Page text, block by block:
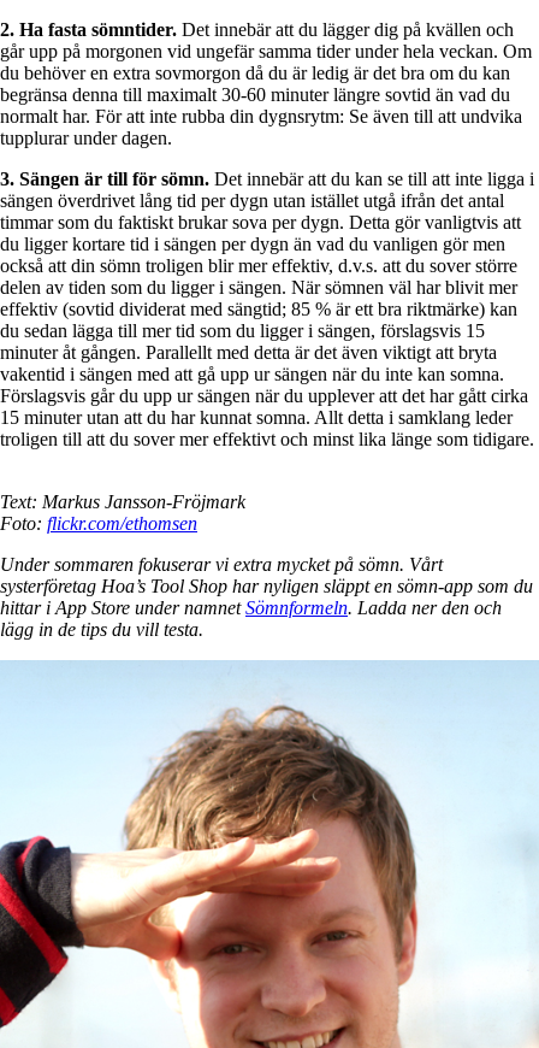
2. Ha fasta sömntider. Det innebär att du lägger dig på kvällen och
går upp på morgonen vid ungefär samma tider under hela veckan. Om
du behöver en extra sovmorgon då du är ledig är det bra om du kan
begränsa denna till maximalt 30-60 minuter längre sovtid än vad du
normalt har. För att inte rubba din dygnsrytm: Se även till att undvika
tupplurar under dagen.
3. Sängen är till för sömn. Det innebär att du kan se till att inte ligga i
sängen överdrivet lång tid per dygn utan istället utgå ifrån det antal
timmar som du faktiskt brukar sova per dygn. Detta gör vanligtvis att
du ligger kortare tid i sängen per dygn än vad du vanligen gör men
också att din sömn troligen blir mer effektiv, d.v.s. att du sover större
delen av tiden som du ligger i sängen. När sömnen väl har blivit mer
effektiv (sovtid dividerat med sängtid; 85 % är ett bra riktmärke) kan
du sedan lägga till mer tid som du ligger i sängen, förslagsvis 15
minuter åt gången. Parallellt med detta är det även viktigt att bryta
vakentid i sängen med att gå upp ur sängen när du inte kan somna.
Förslagsvis går du upp ur sängen när du upplever att det har gått cirka
15 minuter utan att du har kunnat somna. Allt detta i samklang leder
troligen till att du sover mer effektivt och minst lika länge som tidigare.
Text: Markus Jansson-Fröjmark
Foto: flickr.com/ethomsen
Under sommaren fokuserar vi extra mycket på sömn. Vårt
systerföretag Hoa’s Tool Shop har nyligen släppt en sömn-app som du
hittar i App Store under namnetSömnformeln. Ladda ner den och
lägg in de tips du vill testa.